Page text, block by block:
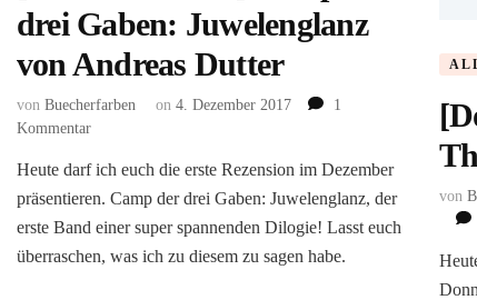
drei Gaben: Juwelenglanz
von Andreas Dutter
von Buecherfarben on 4. Dezember 2017
1
Kommentarzu
#268]
Camp
der
Gaben:
Heute darf ich euch die erste Rezension im Dezember
präsentieren. Camp der drei Gaben: Juwelenglanz, der
erste Band einer super spannenden Dilogie! Lasst euch
überraschen, was ich zu diesem zu sagen habe.
von